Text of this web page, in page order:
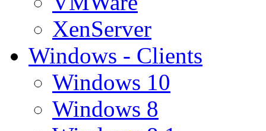
XenServer
Windows - Clients
Windows 10
Windows 8